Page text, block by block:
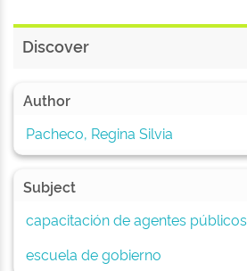
Discover
Author
Pacheco, Regina Silvia
Subject
capacitación de agentes públicos
escuela de gobierno